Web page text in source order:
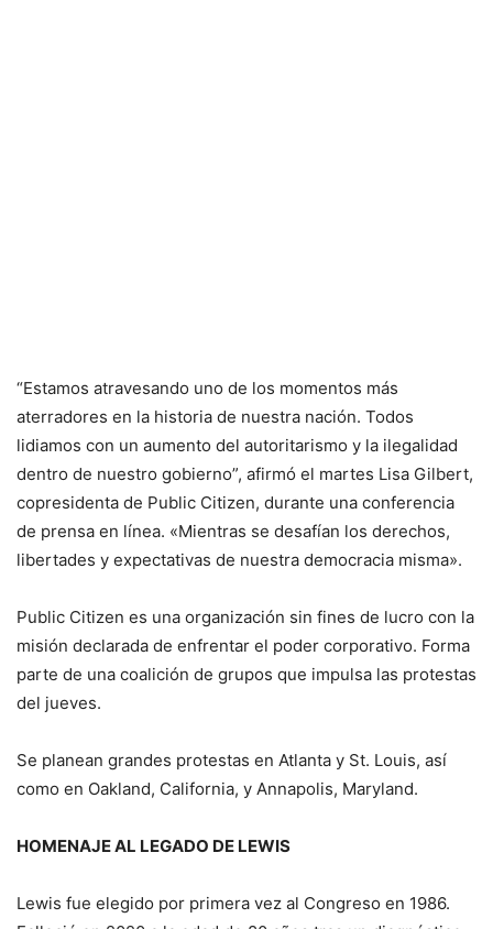
“Estamos atravesando uno de los momentos más
aterradores en la historia de nuestra nación. Todos
lidiamos con un aumento del autoritarismo y la ilegalidad
dentro de nuestro gobierno”, afirmó el martes Lisa Gilbert,
copresidenta de Public Citizen, durante una conferencia
de prensa en línea. «Mientras se desafían los derechos,
libertades y expectativas de nuestra democracia misma».
Public Citizen es una organización sin fines de lucro con la
misión declarada de enfrentar el poder corporativo. Forma
parte de una coalición de grupos que impulsa las protestas
del jueves.
Se planean grandes protestas en Atlanta y St. Louis, así
como en Oakland, California, y Annapolis, Maryland.
HOMENAJE AL LEGADO DE LEWIS
Lewis fue elegido por primera vez al Congreso en 1986.